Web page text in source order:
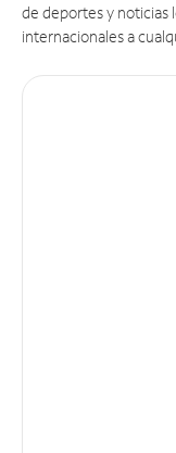
de deportes y noticias
internacionales a